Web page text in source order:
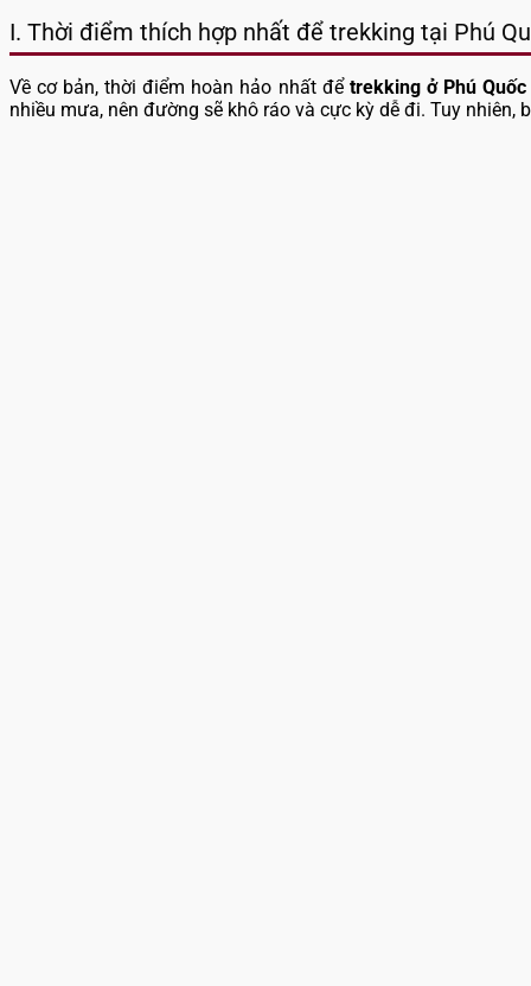
I. Thời điểm thích hợp nhất để trekking tại Phú
Về cơ bản, thời điểm hoàn hảo nhất để trekking ở Phú Quốc
nhiều mưa, nên đường sẽ khô ráo và cực kỳ dễ đi. Tuy